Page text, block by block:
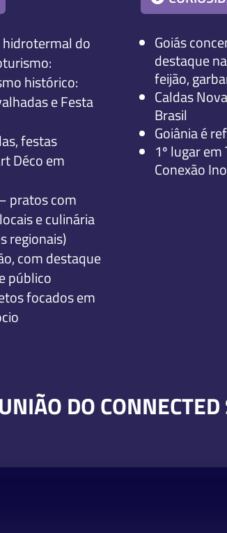
hidrotermal do
histórico:
e Festa
festas
Déco em
pratos com
e culinária
regionais)
com destaque
público
focados em
Goiás
destaque
feijão,
Caldas
Brasil
Goiânia é
1º lugar
Conexão
DO